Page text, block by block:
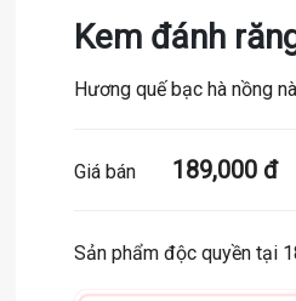
Kem đánh
Hương quế bạc hà nồng
Giá bán 189,000 đ
Sản phẩm độc quyền tại